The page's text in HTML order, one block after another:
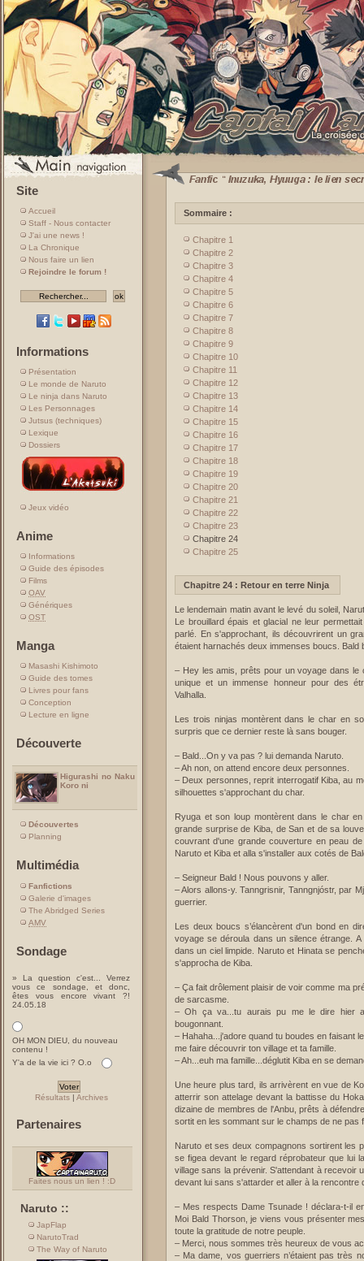
Site
Accueil
Staff - Nous contacter
J'ai une news !
La Chronique
Nous faire un lien
Rejoindre le forum !
Informations
Présentation
Le monde de Naruto
Le ninja dans Naruto
Les Personnages
Jutsus (techniques)
Lexique
Dossiers
Jeux vidéo
Anime
Informations
Guide des épisodes
Films
OAV
Génériques
OST
Manga
Masashi Kishimoto
Guide des tomes
Livres pour fans
Conception
Lecture en ligne
Découverte
Higurashi no Naku
Koro ni
Découvertes
Planning
Multimédia
Fanfictions
Galerie d'images
The Abridged Series
AMV
Sondage
» La question c'est... Verrez
vous ce sondage, et donc,
êtes vous encore vivant ?!
24.05.18
OH MON DIEU, du nouveau
contenu !
Y'a de la vie ici ? O.o
Résultats| Archives
Partenaires
Faites nous un lien ! :D
Naruto ::
JapFlap
NarutoTrad
The Way of Naruto
Sommaire :
Chapitre 1
Chapitre 2
Chapitre 3
Chapitre 4
Chapitre 5
Chapitre 6
Chapitre 7
Chapitre 8
Chapitre 9
Chapitre 10
Chapitre 11
Chapitre 12
Chapitre 13
Chapitre 14
Chapitre 15
Chapitre 16
Chapitre 17
Chapitre 18
Chapitre 19
Chapitre 20
Chapitre 21
Chapitre 22
Chapitre 23
Chapitre 24
Chapitre 25
Chapitre 24 : Retour en terre Ninja
Le lendemain matin avant le levé du soleil,
Le brouillard épais et glacial ne leur
parlé. En s'approchant, ils découvrirent un
étaient harnachés deux immenses boucs.
– Hey les amis, prêts pour un voyage dans
unique et un immense honneur pour des
Valhalla.
Les trois ninjas montèrent dans le char en
surpris que ce dernier reste là sans bouger.
– Bald...On y va pas ? lui demanda Naruto.
– Ah non, on attend encore deux personnes.
– Deux personnes, reprit interrogatif Kiba, au
silhouettes s'approchant du char.
Ryuga et son loup montèrent dans le char
grande surprise de Kiba, de San et de sa
couvrant d'une grande couverture en peau
Naruto et Kiba et alla s'installer aux cotés de
– Seigneur Bald ! Nous pouvons y aller.
– Alors allons-y. Tanngrisnir, Tanngnjóstr, par
guerrier.
Les deux boucs s’élancèrent d'un bond en
voyage se déroula dans un silence étrange.
dans un ciel limpide. Naruto et Hinata se
s'approcha de Kiba.
– Ça fait drôlement plaisir de voir comme ma
de sarcasme.
– Oh ça va...tu aurais pu me le dire hier
bougonnant.
– Hahaha...j'adore quand tu boudes en faisant
me faire découvrir ton village et ta famille.
– Ah...euh ma famille...déglutit Kiba en se
Une heure plus tard, ils arrivèrent en vue de
atterrir son attelage devant la battisse du
dizaine de membres de l'Anbu, prêts à
sortit en les sommant sur le champs de ne
Naruto et ses deux compagnons sortirent les
se figea devant le regard réprobateur que lui
village sans la prévenir. S'attendant à recevoir
devant lui sans s'attarder et aller à la
– Mes respects Dame Tsunade ! déclara-t-il
Moi Bald Thorson, je viens vous présenter
toute la gratitude de notre peuple.
– Merci, nous sommes très heureux de vous
– Ma dame, vos guerriers n’étaient pas très